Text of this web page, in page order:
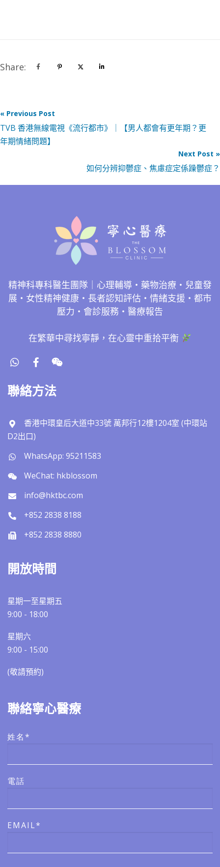
Share:
« Previous Post
TVB 香港無線電視《流行都市》｜【男人都會有更年期？更
年期情緒問題】
Next Post »
如何分辨抑鬱症、焦慮症定係躁鬱症？
精神科專科醫生團隊｜心理輔導・藥物治療・兒童發
展・女性精神健康・長者認知評估・情緒支援・都市
壓力・會診服務・醫療報告
在繁華中尋找寧靜，在心靈中重拾平衡
聯絡方法
香港中環皇后大道中33號 萬邦行12樓1204室 (中環站
D2出口)
WhatsApp: 95211583
WeChat: hkblossom
info@hktbc.com
+852 2838 8188
+852 2838 8880
開放時間
星期一至星期五
9:00 - 18:00
星期六
9:00 - 15:00
(敬請預約)​​
聯絡寧心醫療
姓名*
電話
EMAIL*